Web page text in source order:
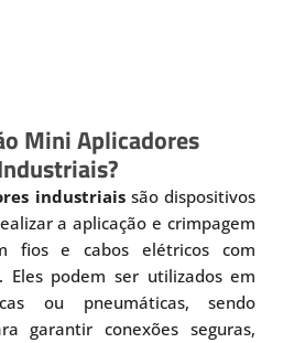
Mini Aplicadores
industriaissão dispositivos
a aplicação e crimpagem
fios e cabos elétricos com
Eles podem ser utilizados em
ou pneumáticas, sendo
garantir conexões seguras,